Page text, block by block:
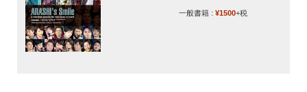
一般書籍 : ¥1500+税